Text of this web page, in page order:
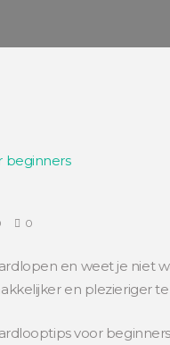
0
en weet je niet
en plezieriger
voor